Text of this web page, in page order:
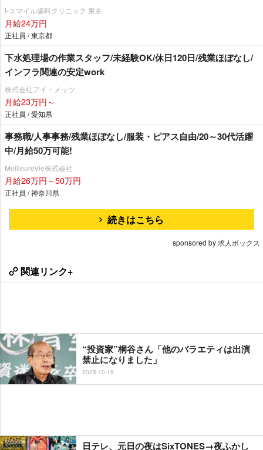
i-スマイル歯科クリニック 東京
月給24万円
正社員 / 東京都
下水処理場の作業スタッフ/未経験OK/休日120日/残業ほぼなし/
インフラ関連の安定work
株式会社アイ・メッツ
月給23万円～
正社員 / 愛知県
事務職/人事事務/残業ほぼなし/服装・ピアス自由/20～30代活躍
中/月給50万可能!
MeilleureVie株式会社
月給26万円～50万円
正社員 / 神奈川県
続きはこちら
sponsored by 求人ボックス
関連リンク+
“投資家”桐谷さん「他のバラエティは出演
禁止になりました」
2025-10-15
日テレ、元日の夜はSixTONES→夜ふかし